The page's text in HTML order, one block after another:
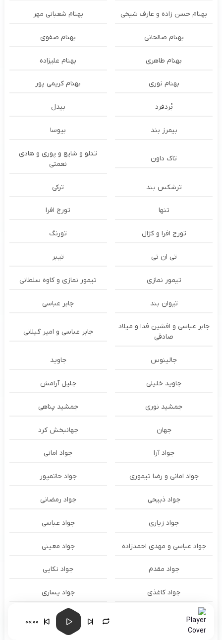
بهنام حسن زاده و عارف شیخی بهنام شعبانی مهر
بهنام صالحانی بهنام صفوی
بهنام طاهری بهنام علیزاده
بهنام نوری بهنام کریمی پور
بُردفرد بیدل
بیمرز بند بیوسا
تاک داون
تتلو و شایع و پوری و هادی
نعمتی
ترشكس بند ترکی
تنها تورج افرا
تورج افرا و کژال تورنگ
تی ان تی تیبر
تیمور نمازی تیمور نمازی و کاوه سلطانی
تیوان بند جابر عباسی
جابر عباسی و افشین فدا و میلاد
صادقی
جابر عباسی و امیر گیلانی
جالینوس جاوید
جاوید خلیلی جلیل آرامش
جمشید نوری جمشید پناهی
جهان جهانبخش کرد
جواد آرا جواد امانی
جواد امانی و رضا تیموری جواد حاتمپور
جواد ذبیحی جواد رمضانی
جواد زیاری جواد عباسی
جواد عباسی و مهدی احمدزاده جواد معینی
جواد مقدم جواد نکایی
جواد کاغذی جواد یساری
جونگ کوک Jungkook جیگر مدیا حسین
00:00